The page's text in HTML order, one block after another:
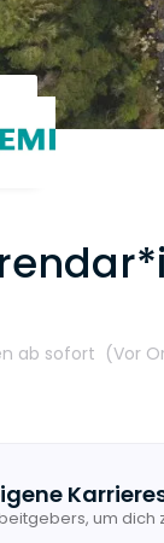
ab sofort (Vor
um dich